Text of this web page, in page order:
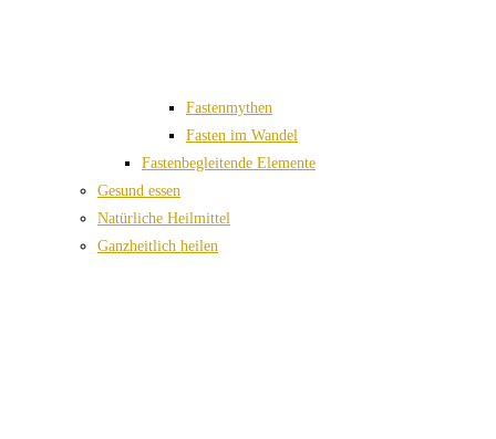
Fastenmythen
Fasten im Wandel
Fastenbegleitende Elemente
Gesund essen
Natürliche Heilmittel
Ganzheitlich heilen